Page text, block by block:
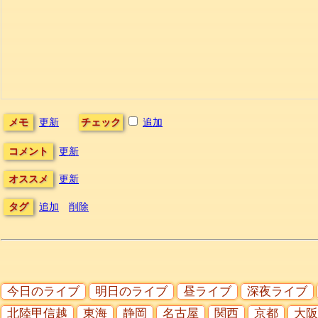
メモ 更新 チェック 追加
コメント 更新
オススメ 更新
タグ 追加 削除
今日のライブ 明日のライブ 昼ライブ
深夜ライブ
北陸甲信越
東海 静岡 名古屋 関西 京都 大阪